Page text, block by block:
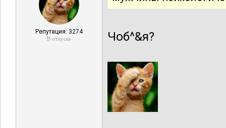
Репутация: 3274
В отпуске Чоб^&я?